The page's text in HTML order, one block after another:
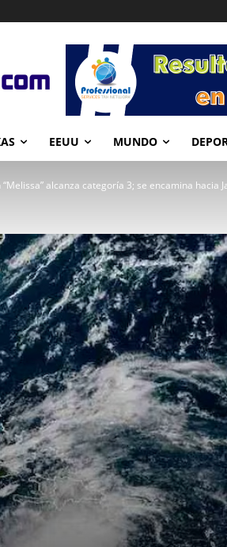
EEUU MUNDO
“Melissa” alcanza categoría 3; se encamina hacia